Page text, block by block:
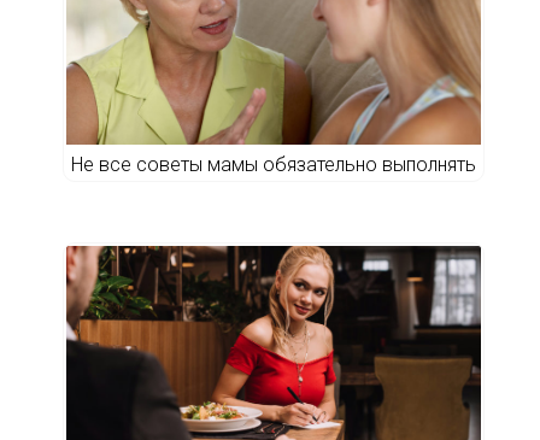
Не все советы мамы обязательно выполнять